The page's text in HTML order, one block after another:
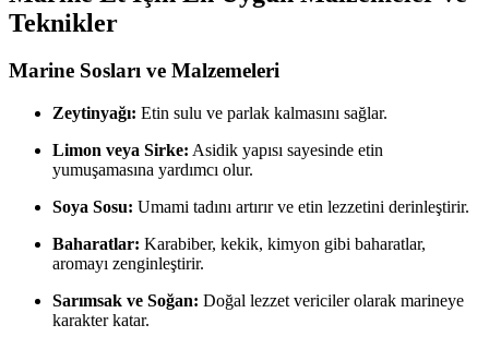
Teknikler
Marine Sosları ve Malzemeleri
Zeytinyağı: Etin sulu ve parlak kalmasını sağlar.
Limon veya Sirke: Asidik yapısı sayesinde etin
yumuşamasına yardımcı olur.
Soya Sosu: Umami tadını artırır ve etin lezzetini derinleştirir.
Baharatlar: Karabiber, kekik, kimyon gibi baharatlar,
aromayı zenginleştirir.
Sarımsak ve Soğan: Doğal lezzet vericiler olarak marineye
karakter katar.